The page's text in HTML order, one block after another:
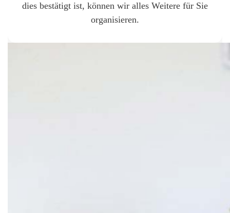
dies bestätigt ist, können wir alles Weitere für Sie
organisieren.